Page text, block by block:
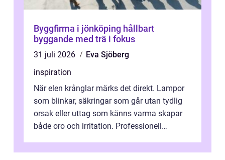
Byggfirma i jönköping hållbart
byggande med trä i fokus
31 juli 2026
Eva Sjöberg
inspiration
När elen krånglar märks det direkt. Lampor
som blinkar, säkringar som går utan tydlig
orsak eller uttag som känns varma skapar
både oro och irritation. Professionell